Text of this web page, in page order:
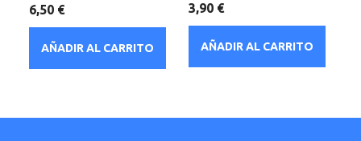
6,50 €
AÑADIR AL CARRITO
3,90 €
AÑADIR AL CARRITO